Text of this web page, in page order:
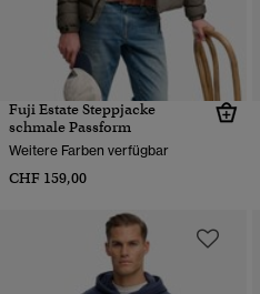
Fuji Estate Steppjacke
schmale Passform
Weitere Farben verfügbar
CHF 159,00